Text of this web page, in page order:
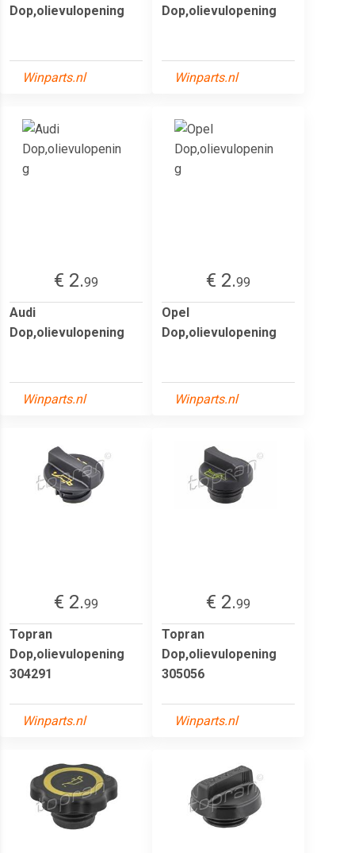
Dop,olievulopening
Winparts.nl
Dop,olievulopening
Winparts.nl
€ 2.99
Audi
Dop,olievulopening
Winparts.nl
€ 2.99
Opel
Dop,olievulopening
Winparts.nl
€ 2.99
Topran
Dop,olievulopening
304291
Winparts.nl
€ 2.99
Topran
Dop,olievulopening
305056
Winparts.nl